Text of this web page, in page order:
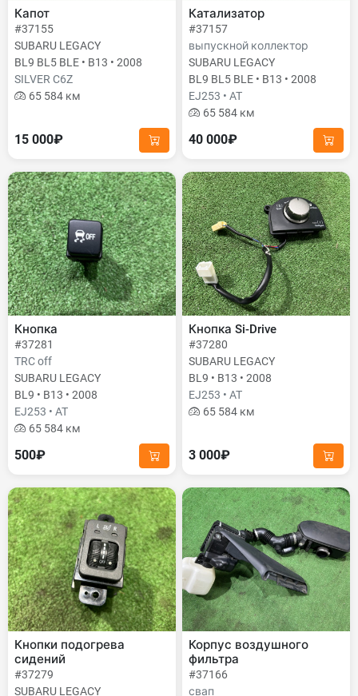
Капот
#37155
SUBARU LEGACY
BL9 BL5 BLE • B13 • 2008
SILVER C6Z
65 584 км
15 000₽
Катализатор
#37157
выпускной коллектор
SUBARU LEGACY
BL9 BL5 BLE • B13 • 2008
EJ253 • AT
65 584 км
40 000₽
Кнопка
#37281
TRC off
SUBARU LEGACY
BL9 • B13 • 2008
EJ253 • AT
65 584 км
500₽
Кнопка Si-Drive
#37280
SUBARU LEGACY
BL9 • B13 • 2008
EJ253 • AT
65 584 км
3 000₽
Кнопки подогрева
сидений
#37279
SUBARU LEGACY
Корпус воздушного
фильтра
#37166
свап